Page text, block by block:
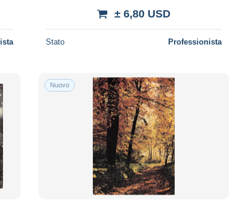
± 6,80 USD
Stato Professionista
Nuovo